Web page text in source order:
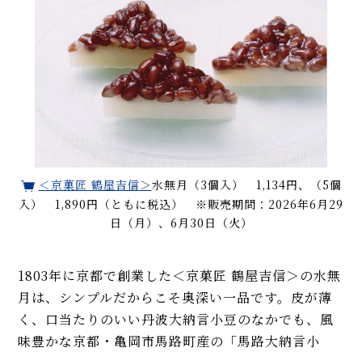
＜京菓匠 鶴屋吉信＞水無月（3個入） 1,134円、（5個
入） 1,890円（ともに税込） ※販売期間：2026年6月29
日（月）、6月30日（火）
1803年に京都で創業した＜京菓匠 鶴屋吉信＞の水無
月は、シンプルだからこそ奥深い一品です。皮が薄
く、口当たりのいい丹波大納言小豆のなかでも、風
味豊かな京都・亀岡市馬路町産の「馬路大納言小